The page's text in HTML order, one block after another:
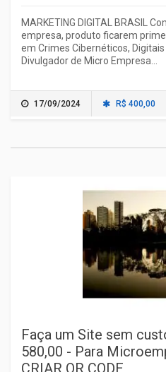
MARKETING DIGITAL BRASIL
empresa, produto ficarem
em Crimes Cibernéticos,
Divulgador de Micro Empresa...
17/09/2024 R$ 400,00
Faça um Site sem
580,00 - Para
CRIAR QR CODE